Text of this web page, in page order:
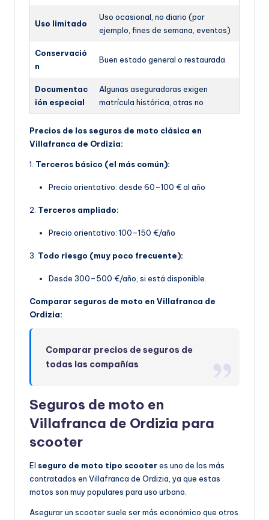
Uso limitado
Uso ocasional, no diario (por
ejemplo, fines de semana, eventos)
Conservació
n
Buen estado general o restaurada
Documentac
ión especial
Algunas aseguradoras exigen
matrícula histórica, otras no
Precios de los seguros de moto clásica en
Villafranca de Ordizia:
1. Terceros básico (el más común):
Precio orientativo: desde 60–100 € al año
2. Terceros ampliado:
Precio orientativo: 100–150 €/año
3. Todo riesgo (muy poco frecuente):
Desde 300–500 €/año, si está disponible.
Comparar seguros de moto en Villafranca de
Ordizia:
Comparar precios de seguros de
todas las compañías
Seguros de moto en
Villafranca de Ordizia para
scooter
El seguro de moto tipo scooteres uno de los más
contratados en Villafranca de Ordizia, ya que estas
motos son muy populares para uso urbano.
Asegurar un scooter suele ser más económico que otros